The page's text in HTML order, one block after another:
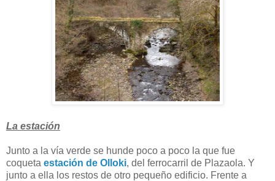
La estación
Junto a la vía verde se hunde poco a poco la que fue
coqueta estación de Olloki, del ferrocarril de Plazaola. Y
junto a ella los restos de otro pequeño edificio. Frente a